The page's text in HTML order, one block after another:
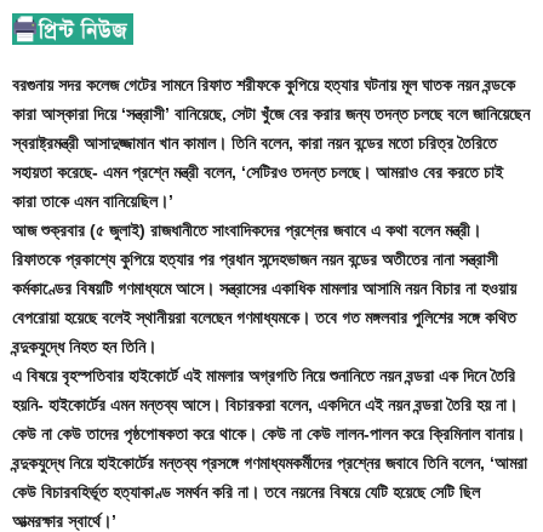
বরগুনায় সদর কলেজ গেটের সামনে রিফাত শরীফকে কুপিয়ে হত্যার ঘটনায় মূল ঘাতক নয়ন বন্ডকে
কারা আস্কারা দিয়ে ‘সন্ত্রাসী’ বানিয়েছে, সেটা খুঁজে বের করার জন্য তদন্ত চলছে বলে জানিয়েছেন
স্বরাষ্ট্রমন্ত্রী আসাদুজ্জামান খান কামাল। তিনি বলেন, কারা নয়ন বন্ডের মতো চরিত্র তৈরিতে
সহায়তা করেছে- এমন প্রশ্নে মন্ত্রী বলেন, ‘সেটিরও তদন্ত চলছে। আমরাও বের করতে চাই
কারা তাকে এমন বানিয়েছিল।’
আজ শুক্রবার (৫ জুলাই) রাজধানীতে সাংবাদিকদের প্রশ্নের জবাবে এ কথা বলেন মন্ত্রী।
রিফাতকে প্রকাশ্যে কুপিয়ে হত্যার পর প্রধান সন্দেহভাজন নয়ন বন্ডের অতীতের নানা সন্ত্রাসী
কর্মকাণ্ডের বিষয়টি গণমাধ্যমে আসে। সন্ত্রাসের একাধিক মামলার আসামি নয়ন বিচার না হওয়ায়
বেপরোয়া হয়েছে বলেই স্থানীয়রা বলেছেন গণমাধ্যমকে। তবে গত মঙ্গলবার পুলিশের সঙ্গে কথিত
বন্দুকযুদ্ধে নিহত হন তিনি।
এ বিষয়ে বৃহস্পতিবার হাইকোর্টে এই মামলার অগ্রগতি নিয়ে শুনানিতে নয়ন বন্ডরা এক দিনে তৈরি
হয়নি- হাইকোর্টের এমন মন্তব্য আসে। বিচারকরা বলেন, একদিনে এই নয়ন বন্ডরা তৈরি হয় না।
কেউ না কেউ তাদের পৃষ্ঠপোষকতা করে থাকে। কেউ না কেউ লালন-পালন করে ক্রিমিনাল বানায়।
বন্দুকযুদ্ধে নিয়ে হাইকোর্টের মন্তব্য প্রসঙ্গে গণমাধ্যমকর্মীদের প্রশ্নের জবাবে তিনি বলেন, ‘আমরা
কেউ বিচারবহির্ভূত হত্যাকাণ্ড সমর্থন করি না। তবে নয়নের বিষয়ে যেটি হয়েছে সেটি ছিল
আত্মরক্ষার স্বার্থে।’